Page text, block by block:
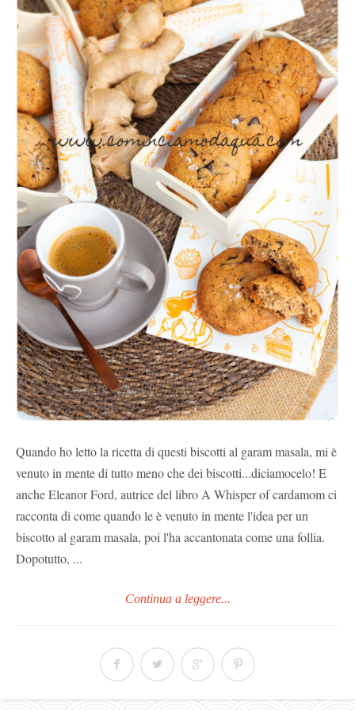
Quando ho letto la ricetta di questi biscotti al garam masala, mi è
venuto in mente di tutto meno che dei biscotti...diciamocelo! E
anche Eleanor Ford, autrice del libro A Whisper of cardamom ci
racconta di come quando le è venuto in mente l'idea per un
biscotto al garam masala, poi l'ha accantonata come una follia.
Dopotutto, ...
Continua a leggere...